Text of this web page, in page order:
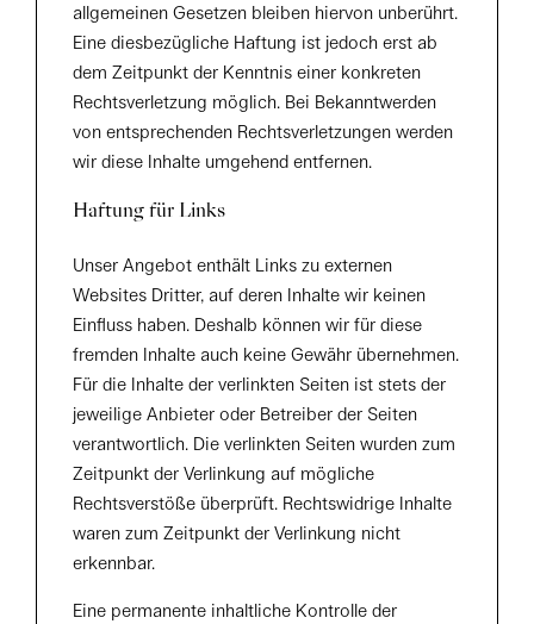
allgemeinen Gesetzen bleiben hiervon unberührt.
Eine diesbezügliche Haftung ist jedoch erst ab
dem Zeitpunkt der Kenntnis einer konkreten
Rechtsverletzung möglich. Bei Bekanntwerden
von entsprechenden Rechtsverletzungen werden
wir diese Inhalte umgehend entfernen.
Haftung für Links
Unser Angebot enthält Links zu externen
Websites Dritter, auf deren Inhalte wir keinen
Einfluss haben. Deshalb können wir für diese
fremden Inhalte auch keine Gewähr übernehmen.
Für die Inhalte der verlinkten Seiten ist stets der
jeweilige Anbieter oder Betreiber der Seiten
verantwortlich. Die verlinkten Seiten wurden zum
Zeitpunkt der Verlinkung auf mögliche
Rechtsverstöße überprüft. Rechtswidrige Inhalte
waren zum Zeitpunkt der Verlinkung nicht
erkennbar.
Eine permanente inhaltliche Kontrolle der